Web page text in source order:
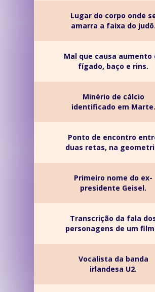
Lugar do corpo onde
amarra a faixa do judô.
Mal que causa aumento
fígado, baço e rins.
Minério de cálcio
identificado em Marte.
Ponto de encontro
duas retas, na
Primeiro nome do ex-
presidente Geisel.
Transcrição da fala
personagens de um
Vocalista da banda
irlandesa U2.